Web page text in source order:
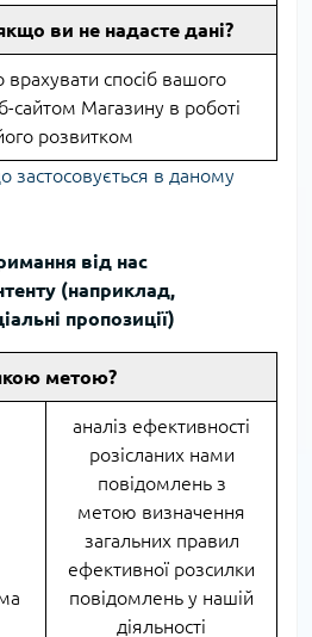
ви не надасте дані?
спосіб вашого
сайтом Магазину в роботі
розвитком
застосовується в даному
від нас
(наприклад,
пропозиції)
метою?
аналіз ефективності
розісланих нами
повідомлень з
метою визначення
загальних правил
ефективної розсилки
повідомлень у нашій
діяльності